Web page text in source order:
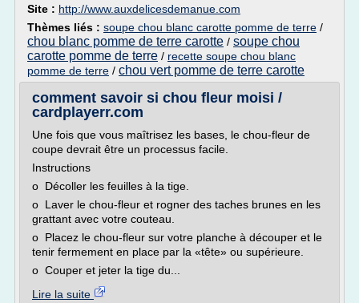
Site : http://www.auxdelicesdemanue.com
Thèmes liés : soupe chou blanc carotte pomme de terre /
chou blanc pomme de terre carotte / soupe chou
carotte pomme de terre / recette soupe chou blanc
pomme de terre / chou vert pomme de terre carotte
comment savoir si chou fleur moisi /
cardplayerr.com
Une fois que vous maîtrisez les bases, le chou-fleur de
coupe devrait être un processus facile.
Instructions
o Décoller les feuilles à la tige.
o Laver le chou-fleur et rogner des taches brunes en les
grattant avec votre couteau.
o Placez le chou-fleur sur votre planche à découper et le
tenir fermement en place par la «tête» ou supérieure.
o Couper et jeter la tige du...
Lire la suite